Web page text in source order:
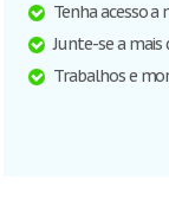
Tenha acesso
Junte-se a mais
Trabalhos e